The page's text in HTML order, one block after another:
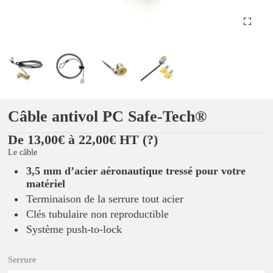
Câble antivol PC Safe-Tech®
De 13,00€ à 22,00€ HT (?)
Le câble
3,5 mm d’acier aéronautique tressé pour votre
matériel
Terminaison de la serrure tout acier
Clés tubulaire non reproductible
Système push-to-lock
Serrure